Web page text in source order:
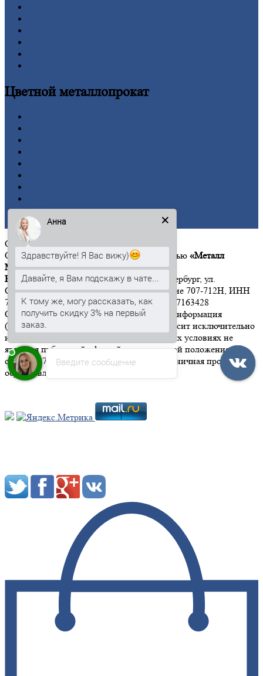
Цветнойметаллопрокат
Титан
Цинк
ООО«Металл Момент»
Общество с ограниченной ответственностью «Металл
Момент»
Юридический адрес:197342, г. Санкт-Петербург, ул.
Сердобольская, дом 65, литер А, помещение 707-712Н, ИНН
7814646533 КПП 781401001 ОГРН 1167847163428
Обращаем Ваше внимание на то, что вся информация
(включая цены) на этом интернет-сайте носит исключительно
информационный характер, и ни при каких условиях не
является публичной офертой, определяемой положениями
статьи 437 Гражданского кодекса РФ". Розничная продажа
осуществляется от 15 000 рублей.
Введите сообщение
Анна
Здравствуйте! Я Вас вижу)
Давайте, я Вам подскажу в чате...
К тому же, могу рассказать, как
получить скидку 3% на первый
заказ.